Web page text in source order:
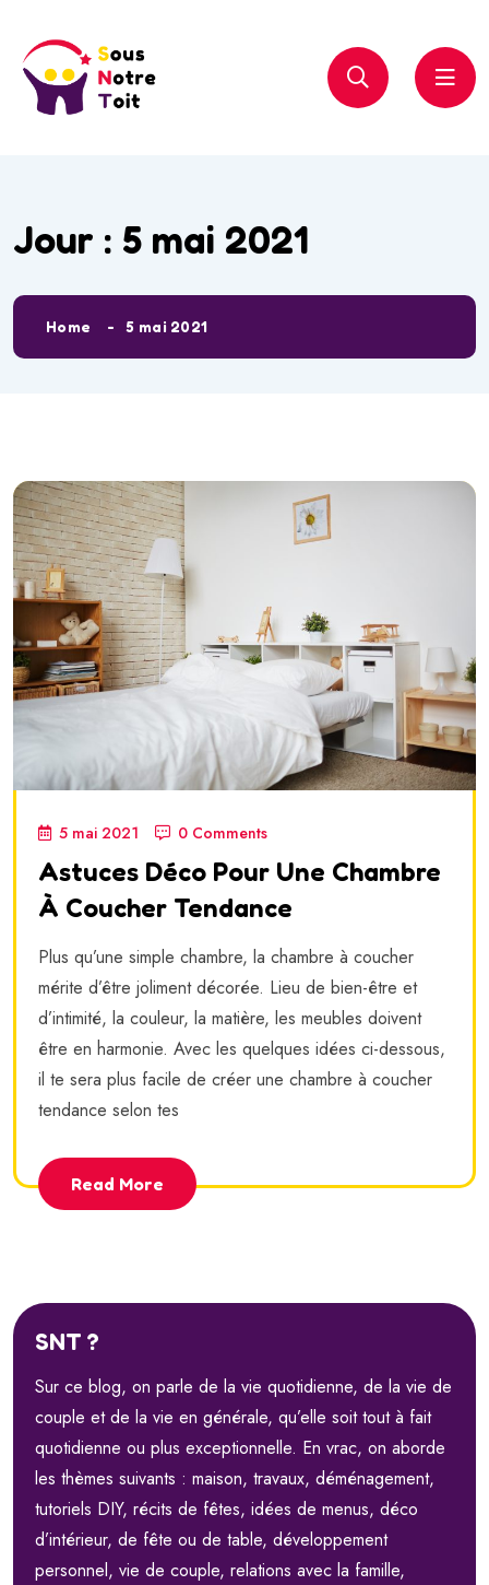
Jour : 5 mai 2021
Home 5 mai 2021
5 mai 2021 0 Comments
Astuces Déco Pour Une Chambre
À Coucher Tendance
Plus qu’une simple chambre, la chambre à coucher
mérite d’être joliment décorée. Lieu de bien-être et
d’intimité, la couleur, la matière, les meubles doivent
être en harmonie. Avec les quelques idées ci-dessous,
il te sera plus facile de créer une chambre à coucher
tendance selon tes
Read More
SNT ?
Sur ce blog, on parle de la vie quotidienne, de la vie de
couple et de la vie en générale, qu’elle soit tout à fait
quotidienne ou plus exceptionnelle. En vrac, on aborde
les thèmes suivants : maison, travaux, déménagement,
tutoriels DIY, récits de fêtes, idées de menus, déco
d’intérieur, de fête ou de table, développement
personnel, vie de couple, relations avec la famille,